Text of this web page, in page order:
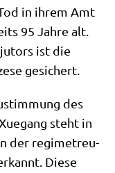
in ihrem Amt
95 Jah­re alt.
ist die
gesichert.
des
steht in
der regime­treu­
Die­se